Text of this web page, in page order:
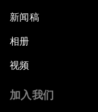
新闻稿
相册
视频
加入我们